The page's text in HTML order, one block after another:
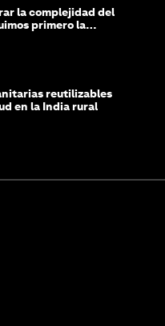
la complejidad del
primero la
reutilizables
en la India rural